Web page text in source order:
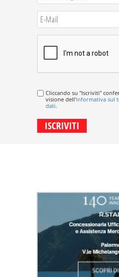
Cliccando su "Iscriviti"
visione dell'informativa sul
dati.